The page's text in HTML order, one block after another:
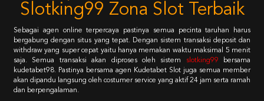
Slotking99 Zona Slot Terbaik
Sebagai agen online terpercaya pastinya semua pecinta taruhan harus
bergabung dengan situs yang tepat. Dengan sistem transaksi deposit dan
withdraw yang super cepat yaitu hanya memakan waktu maksimal 5 menit
saja. Semua transaksi akan diproses oleh sistem
slotking99
bersama
kudetabet98. Pastinya bersama agen Kudetabet Slot juga semua member
akan dipandu langsung oleh costumer service yang aktif 24 jam serta ramah
dan berpengalaman.